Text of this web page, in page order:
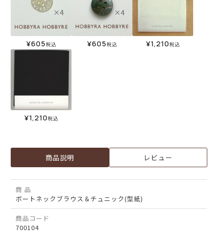
¥605税込 ¥605税込 ¥1,210税込
¥1,210税込
商品説明 レビュー
商 品
ボートネックブラウス＆チュニック(型紙)
商品コード
700104